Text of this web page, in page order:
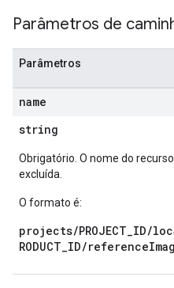
Parâmetros de
Parâmetros
name
string
Obrigatório. O nome do
excluída.
O formato é:
projects/PROJECT_ID/
RODUCT_ID/